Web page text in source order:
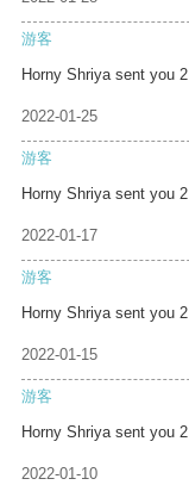
游客
Horny Shriya sent you 2
2022-01-25
游客
Horny Shriya sent you 2
2022-01-17
游客
Horny Shriya sent you 2
2022-01-15
游客
Horny Shriya sent you 2
2022-01-10